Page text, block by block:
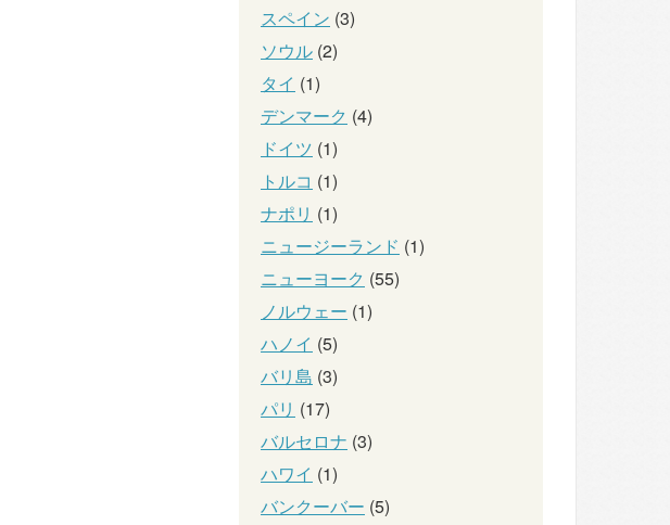
スペイン (3)
ソウル (2)
タイ (1)
デンマーク (4)
ドイツ (1)
トルコ (1)
ナポリ (1)
ニュージーランド (1)
ニューヨーク (55)
ノルウェー (1)
ハノイ (5)
バリ島 (3)
パリ (17)
バルセロナ (3)
ハワイ (1)
バンクーバー (5)